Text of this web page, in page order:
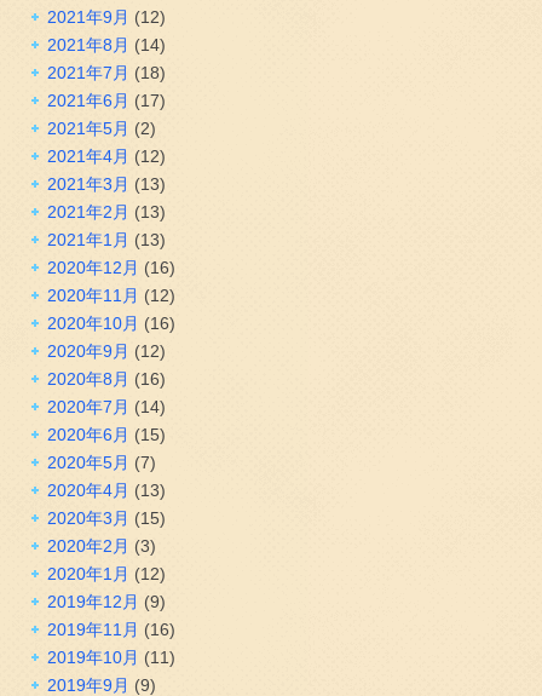
2021年9月 (12)
2021年8月 (14)
2021年7月 (18)
2021年6月 (17)
2021年5月 (2)
2021年4月 (12)
2021年3月 (13)
2021年2月 (13)
2021年1月 (13)
2020年12月 (16)
2020年11月 (12)
2020年10月 (16)
2020年9月 (12)
2020年8月 (16)
2020年7月 (14)
2020年6月 (15)
2020年5月 (7)
2020年4月 (13)
2020年3月 (15)
2020年2月 (3)
2020年1月 (12)
2019年12月 (9)
2019年11月 (16)
2019年10月 (11)
2019年9月 (9)